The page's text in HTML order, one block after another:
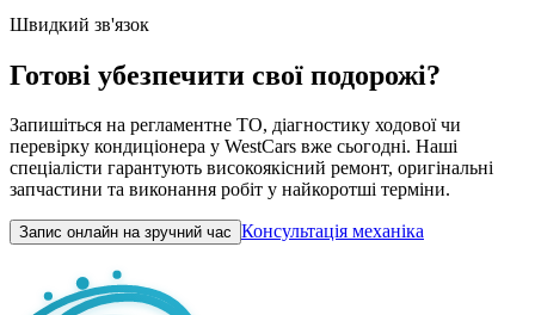
Швидкий зв'язок
Готові убезпечити свої подорожі?
Запишіться на регламентне ТО, діагностику ходової чи
перевірку кондиціонера у WestCars вже сьогодні. Наші
спеціалісти гарантують високоякісний ремонт, оригінальні
запчастини та виконання робіт у найкоротші терміни.
Запис онлайн на зручний час Консультація механіка